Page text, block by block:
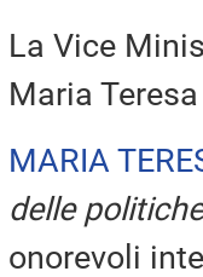
La Vice
Maria
MARIA
delle
onorevoli